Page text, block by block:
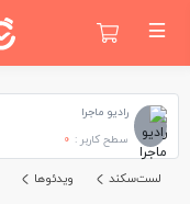
رادیو ماجرا
سطح کاربر : 0
لست‌سکند ویدئوها